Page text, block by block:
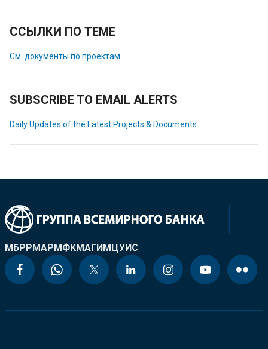
ССЫЛКИ ПО ТЕМЕ
См. документы по проектам
SUBSCRIBE TO EMAIL ALERTS
Daily Updates of the Latest Projects & Documents
МБРРМАРМФКМАГИМЦУИС